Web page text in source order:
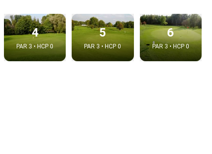
4
PAR 3 • HCP 0
5
PAR 3 • HCP 0
6
PAR 3 • HCP 0
Copier dans le